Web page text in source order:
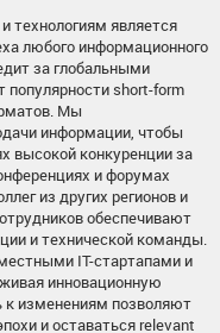
является
любого информационного
за глобальными
популярности short-form
Мы
информации, чтобы
высокой конкуренции за
и форумах
из других регионов и
обеспечивают
и технической команды.
IT-стартапами и
инновационную
к изменениям позволяют
и оставаться relevant